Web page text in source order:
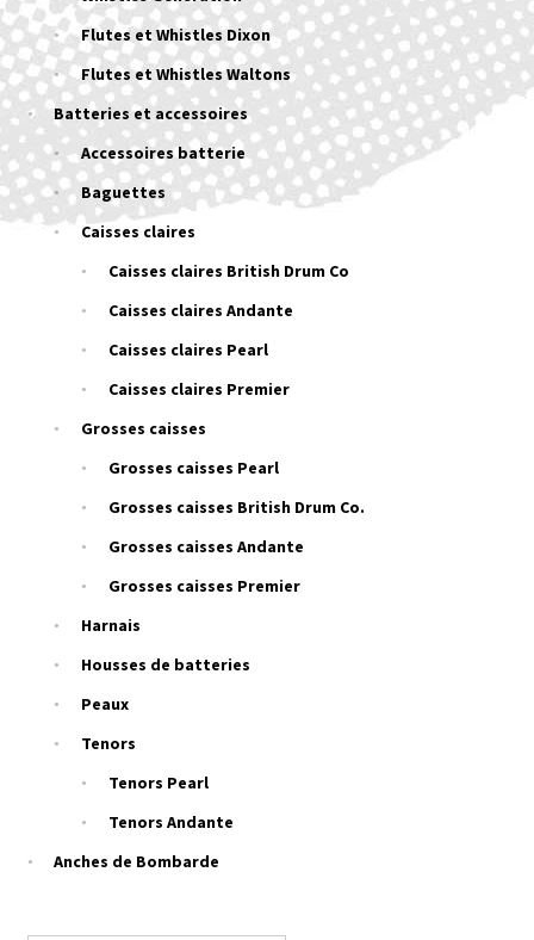
Flutes et Whistles Dixon
Flutes et Whistles Waltons
Batteries et accessoires
Accessoires batterie
Baguettes
Caisses claires
Caisses claires British Drum Co
Caisses claires Andante
Caisses claires Pearl
Caisses claires Premier
Grosses caisses
Grosses caisses Pearl
Grosses caisses British Drum Co.
Grosses caisses Andante
Grosses caisses Premier
Harnais
Housses de batteries
Peaux
Tenors
Tenors Pearl
Tenors Andante
Anches de Bombarde